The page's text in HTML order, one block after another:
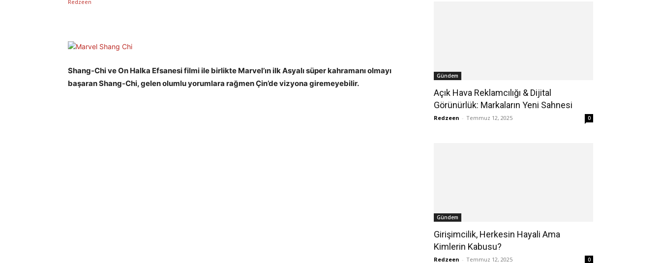
Shang-Chi ve On Halka Efsanesi filmi ile birlikte Marvel’ın ilk Asyalı süper kahramanı olmayı
başaran Shang-Chi, gelen olumlu yorumlara rağmen Çin’de vizyona giremeyebilir.
Gündem
Açık Hava Reklamcılığı & Dijital
Görünürlük: Markaların Yeni Sahnesi
Redzeen - Temmuz 12, 2025 0
Gündem
Girişimcilik, Herkesin Hayali Ama
Kimlerin Kabusu?
Redzeen - Temmuz 12, 2025 0